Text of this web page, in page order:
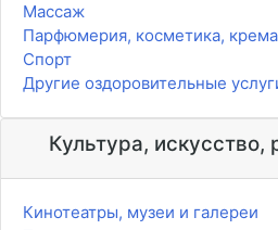
Массаж
Парфюмерия, косметика, крема
Спорт
Другие оздоровительные
Культура, искусство,
Кинотеатры, музеи и галереи